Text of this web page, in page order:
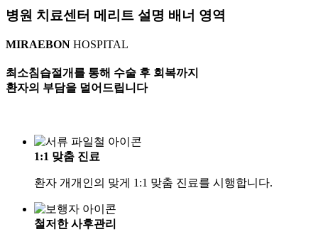
병원 치료센터 메리트 설명 배너 영역
MIRAEBON HOSPITAL
최소침습절개를 통해 수술 후 회복까지
환자의 부담을 덜어드립니다
1:1 맞춤 진료
환자 개개인의 맞게 1:1 맞춤 진료를 시행합니다.
철저한사후관리